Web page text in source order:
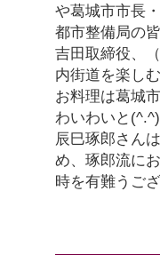
や葛城市市長
都市整備局の
吉田取締役、
内街道を楽し
お料理は葛城
わいわいと(^.^)
辰巳琢郎さん
め、琢郎流に
時を有難うご